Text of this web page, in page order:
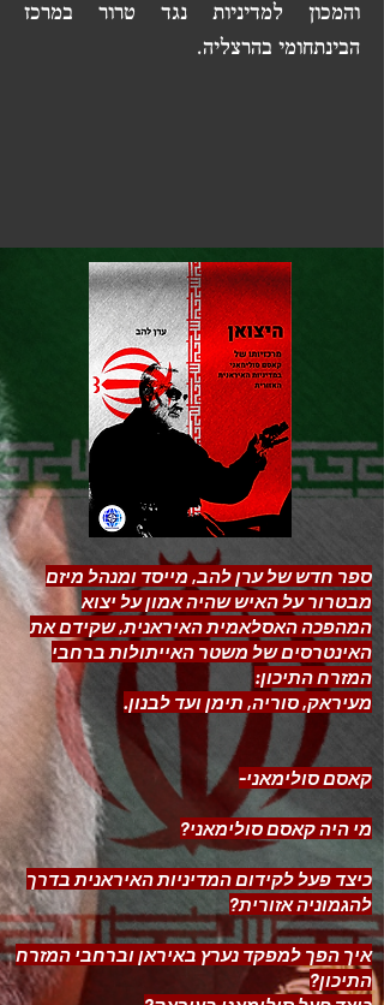
והמכון למדיניות נגד טרור במרכז
הבינתחומי בהרצליה.
ספר חדש של ערן להב, מייסד ומנהל מיזם
מבטרור על האיש שהיה אמון על יצוא
המהפכה האסלאמית האיראנית, שקידם את
האינטרסים של משטר האייתולות ברחבי
המזרח התיכון:
מעיראק, סוריה, תימן ועד לבנון.
קאסם סולימאני-
מי היה קאסם סולימאני?
כיצד פעל לקידום המדיניות האיראנית בדרך
להגמוניה אזורית?
איך הפך למפקד נערץ באיראן וברחבי המזרח
התיכון?